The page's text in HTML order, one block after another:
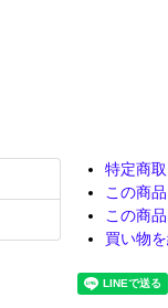
特定商
この商
この商
買い物